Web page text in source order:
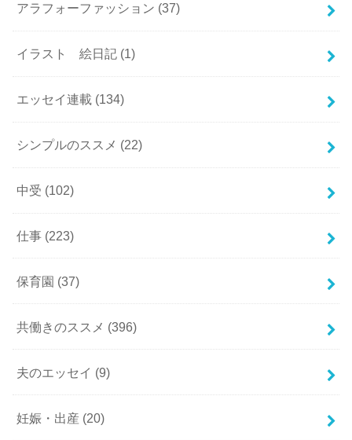
アラフォーファッション (37)
イラスト 絵日記 (1)
エッセイ連載 (134)
シンプルのススメ (22)
中受 (102)
仕事 (223)
保育園 (37)
共働きのススメ (396)
夫のエッセイ (9)
妊娠・出産 (20)